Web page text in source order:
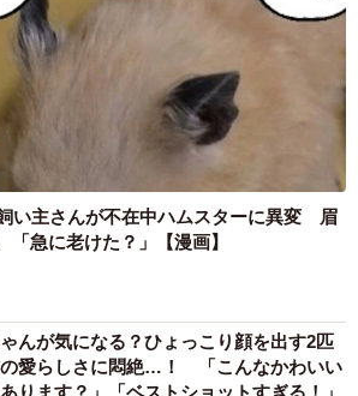
い主さんが不在中ハムスターに異変 眉
「急に老けた？」【漫画】
んが気になる？ひょっこり顔を出す2匹
愛らしさに悶絶…！ 「こんなかわいい
ります？」「ベストショットすぎる！」